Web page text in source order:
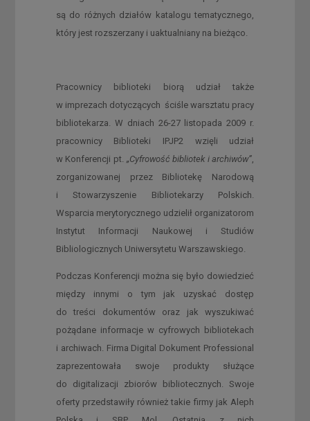
są do różnych działów katalogu tematycznego,
który jest rozszerzany i uaktualniany na bieżąco.
Pracownicy biblioteki biorą udział także
w imprezach dotyczących ściśle warsztatu pracy
bibliotekarza. W dniach 26-27 listopada 2009 r.
pracownicy Biblioteki IPJP2 wzięli udział
w Konferencji pt. „Cyfrowość bibliotek i archiwów”
zorganizowanej przez Bibliotekę Narodową
i Stowarzyszenie Bibliotekarzy Polskich.
Wsparcia merytorycznego udzielił organizatorom
Instytut Informacji Naukowej i Studiów
Bibliologicznych Uniwersytetu Warszawskiego.
Podczas Konferencji można się było dowiedzieć
między innymi o tym jak uzyskać dostęp
do treści dokumentów oraz jak wyszukiwać
pożądane informacje w cyfrowych bibliotekach
i archiwach. Firma Digital Dokument Professional
zaprezentowała swoje produkty służące
do digitalizacji zbiorów bibliotecznych. Swoje
oferty przedstawiły również takie firmy jak Aleph